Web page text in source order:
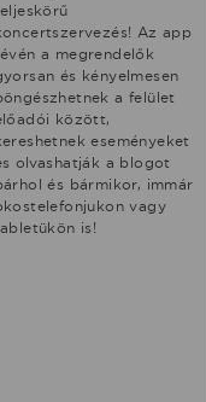
Az app
a megrendelők
és kényelmesen
a felület
között,
eseményeket
olvashatják a blogot
és bármikor, immár
vagy
is!